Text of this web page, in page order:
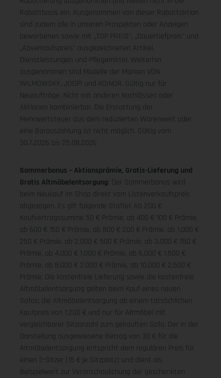
Rabattbasis ein. Ausgenommen von dieser Rabattaktion
sind zudem alle in unseren Prospekten oder Anzeigen
beworbenen sowie mit „TOP PREIS", „Dauertiefpreis" und
„Abverkaufspreis" ausgezeichneten Artikel,
Dienstleistungen und Pflegemittel. Weiterhin
ausgenommen sind Modelle der Marken VON
WILMOWSKY, JOOP! und KOINOR. Gültig nur für
Neuaufträge. Nicht mit anderen Nachlässen oder
Aktionen kombinierbar. Die Erstattung der
Mehrwertsteuer aus dem reduzierten Warenwert oder
eine Barauszahlung ist nicht möglich. Gültig vom
30.7.2026 bis 25.08.2026
Sommerbonus – Aktionsprämie, Gratis-Lieferung und
Gratis Altmöbelentsorgung: Der Sommerbonus wird
beim Neukauf im Shop direkt vom Listenverkaufspreis
abgezogen. Es gilt folgende Staffel: Ab 200 €
Kaufvertragssumme 50 € Prämie, ab 400 € 100 € Prämie,
ab 600 € 150 € Prämie, ab 800 € 200 € Prämie, ab 1.000 €
250 € Prämie, ab 2.000 € 500 € Prämie, ab 3.000 € 750 €
Prämie, ab 4.000 € 1.000 € Prämie, ab 6.000 € 1.500 €
Prämie, ab 8.000 € 2.000 € Prämie, ab 10.000 € 2.500 €
Prämie. Die kostenfreie Lieferung sowie die kostenfreie
Altmöbelentsorgung gelten beim Kauf eines neuen
Sofas; die Altmöbelentsorgung ab einem tatsächlichen
Kaufpreis von 1.200 € und nur für Altmöbel mit
vergleichbarer Sitzanzahl zum gekauften Sofa. Der in der
Darstellung ausgewiesene Betrag von 30 € für die
Altmöbelentsorgung entspricht dem regulären Preis für
einen 2-Sitzer (15 € je Sitzplatz) und dient als
Beispielwert zur Veranschaulichung der geschenkten